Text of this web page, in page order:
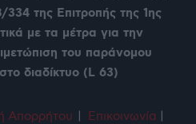
της Επιτροπής της 1ης
με τα μέτρα για την
του παράνομου
διαδίκτυο (L 63)
Απορρήτου Επικοινωνία